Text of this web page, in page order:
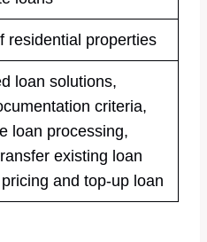
residential properties
loan solutions,
criteria,
loan processing,
existing loan
and top-up loan